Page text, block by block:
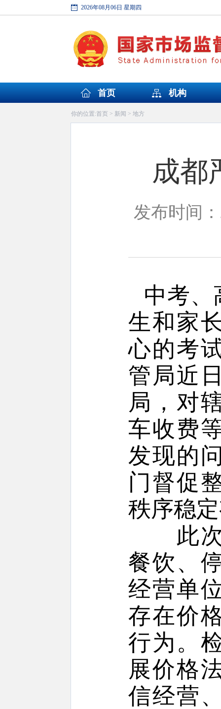
2026年08月06日 星期四
首页 机构
你的位置:首页> 新闻 > 地方
成都
发布时间
中考、
生和家
心的考
管局近
局，对
车收费
发现的
门督促
秩序稳
此次
餐饮、
经营单
存在价
行为。
展价格
信经营